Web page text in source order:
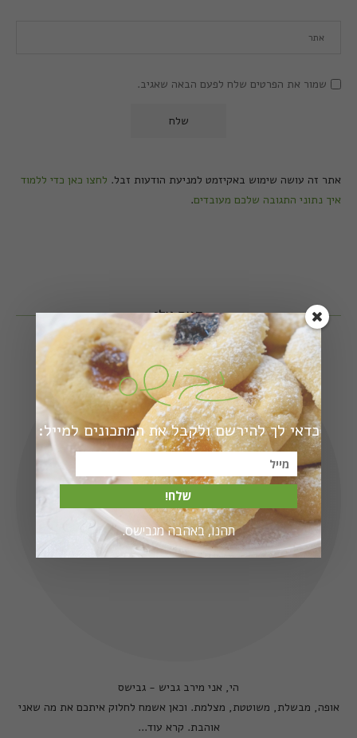
שמור את הפרטים שלח לפעם הבאה שאגיב.
אתר זה עושה שימוש באקיזמט למניעת הודעות זבל. לחצו כאן כדי ללמוד
איך נתוני התגובה שלכם מעובדים.
קצת עלי
הי, אני מירב גביש - גבישס
אופה, מבשלת, משוטטת, מצלמת. וכאן אשמח לחלוק איתכם את מה שאני
אוהבת. קרא עוד...
כדאי לך להירשם ולקבל את המתכונים למייל:
שלח!
תהנו, באהבה מגבישס.